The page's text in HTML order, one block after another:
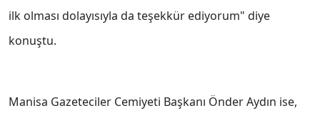
ilk olması dolayısıyla da teşekkür ediyorum" diye
konuştu.
Manisa Gazeteciler Cemiyeti Başkanı Önder Aydın ise,